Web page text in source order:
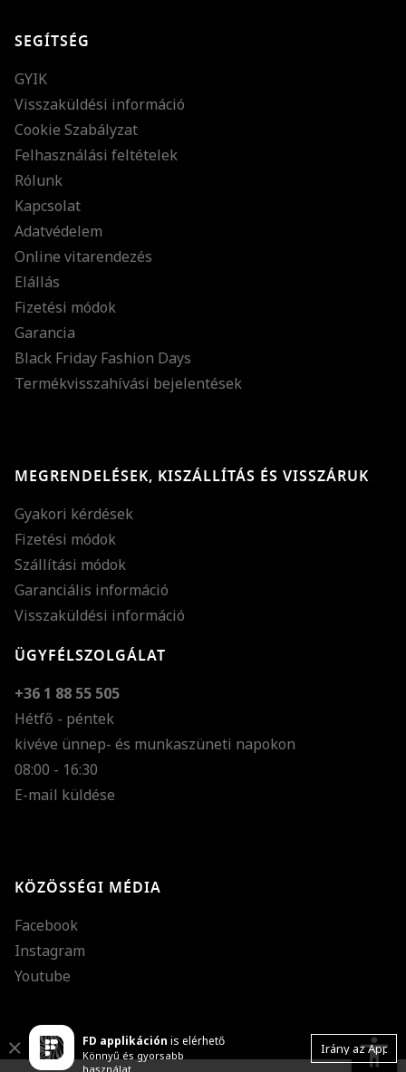
SEGÍTSÉG
GYIK
Visszaküldési információ
Cookie Szabályzat
Felhasználási feltételek
Rólunk
Kapcsolat
Adatvédelem
Online vitarendezés
Elállás
Fizetési módok
Garancia
Black Friday Fashion Days
Termékvisszahívási bejelentések
MEGRENDELÉSEK, KISZÁLLÍTÁS ÉS VISSZÁRUK
Gyakori kérdések
Fizetési módok
Szállítási módok
Garanciális információ
Visszaküldési információ
ÜGYFÉLSZOLGÁLAT
+36 1 88 55 505
Hétfő - péntek
kivéve ünnep- és munkaszüneti napokon
08:00 - 16:30
E-mail küldése
KÖZÖSSÉGI MÉDIA
Facebook
Instagram
Youtube
FD applikáción is elérhető
Könnyű és gyorsabb
használat
Irány az App
Close accessibility
Nagy kurzor